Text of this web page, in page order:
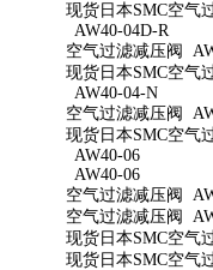
现货日本SMC空气
AW40-04D-R
空气过滤减压阀
现货日本SMC空气
AW40-04-N
空气过滤减压阀
现货日本SMC空气
AW40-06
AW40-06
空气过滤减压阀
空气过滤减压阀
现货日本SMC空气
现货日本SMC空气